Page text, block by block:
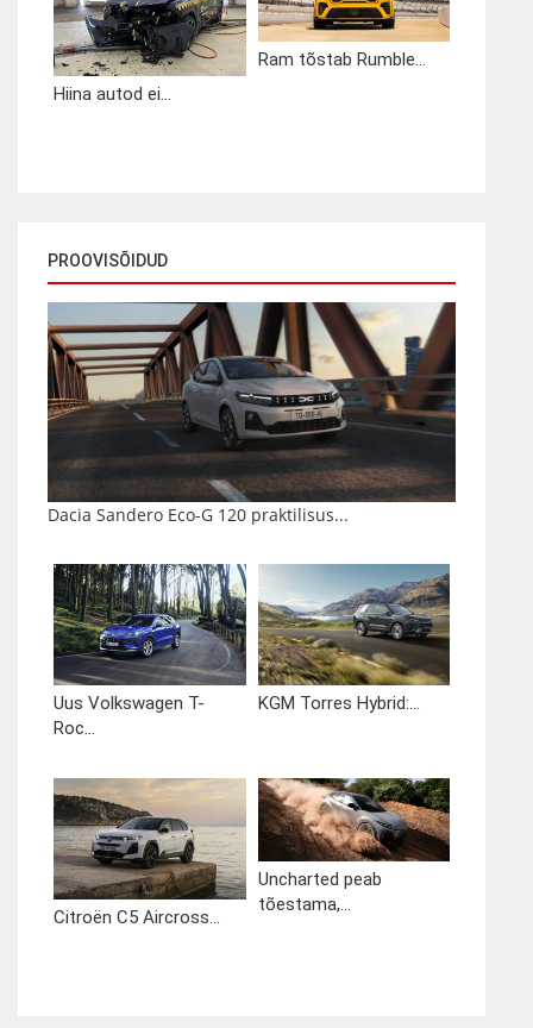
Hiina autod ei...
Ram tõstab Rumble...
PROOVISÕIDUD
Dacia Sandero Eco-G 120 praktilisus...
Uus Volkswagen T-
Roc...
KGM Torres Hybrid:...
Citroën C5 Aircross...
Uncharted peab
tõestama,...